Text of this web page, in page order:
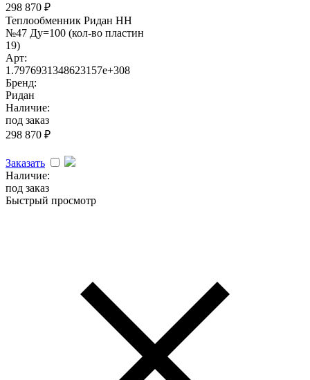
298 870 ₽
Теплообменник Ридан НН
№47 Ду=100 (кол-во пластин
19)
Арт:
1.7976931348623157e+308
Бренд:
Ридан
Наличие:
под заказ
298 870 ₽
Заказать
Наличие:
под заказ
Быстрый просмотр